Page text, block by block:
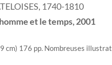
1740-1810
et le temps,2001
cm) 176 pp. Nombreuses